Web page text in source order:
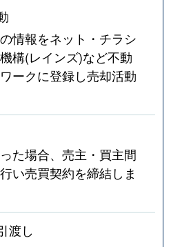
情報をネット・チラシ
構(レインズ)など不動
ークに登録し売却活動
た場合、売主・買主間
い売買契約を締結しま
渡し